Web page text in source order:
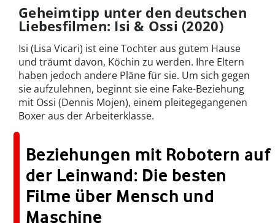
Geheimtipp unter den deutschen
Liebesfilmen: Isi & Ossi (2020)
Isi (Lisa Vicari) ist eine Tochter aus gutem Hause
und träumt davon, Köchin zu werden. Ihre Eltern
haben jedoch andere Pläne für sie. Um sich gegen
sie aufzulehnen, beginnt sie eine Fake-Beziehung
mit Ossi (Dennis Mojen), einem pleitegegangenen
Boxer aus der Arbeiterklasse.
Beziehungen mit Robotern auf
der Leinwand: Die besten
Filme über Mensch und
Maschine